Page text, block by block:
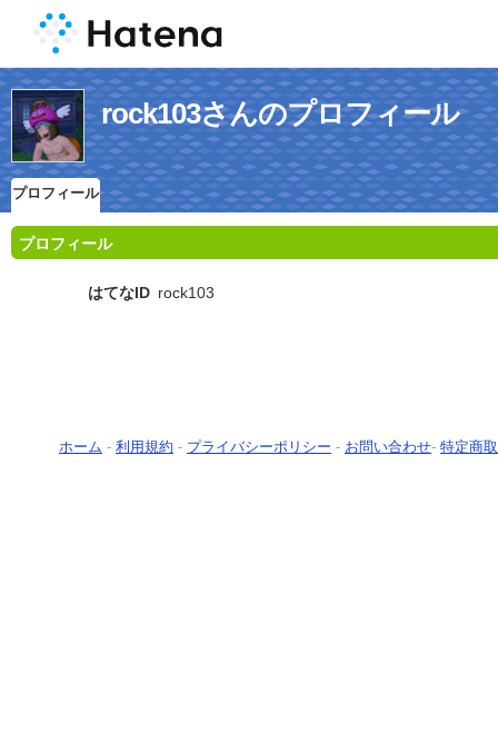
rock103さんのプロフィール
プロフィール
プロフィール
はてなID rock103
ホーム - 利用規約 - プライバシーポリシー - お問い合わせ- 特定商